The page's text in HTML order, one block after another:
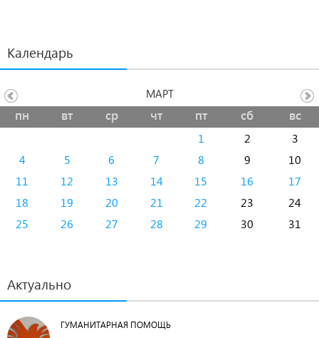
Календарь
пн вт ср чт пт сб вс
1 2
3
4
5 6 7 8 9
10
11
12 13 14 15 16
17
18
19 20 21 22 23
24
25
26 27 28 29 30 31
МАРТ
Актуально
ГУМАНИТАРНАЯ ПОМОЩЬ